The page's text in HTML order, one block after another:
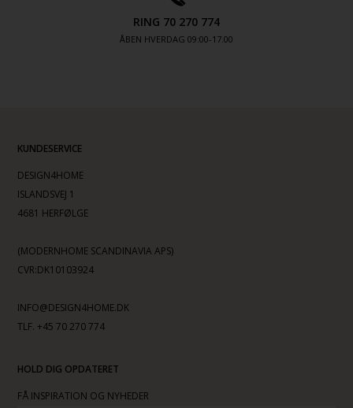
RING 70 270 774
ÅBEN HVERDAG 09:00-17.00
KUNDESERVICE
DESIGN4HOME
ISLANDSVEJ 1
4681 HERFØLGE
(MODERNHOME SCANDINAVIA APS)
CVR:DK10103924
INFO@DESIGN4HOME.DK
TLF. +45 70 270 774
HOLD DIG OPDATERET
FÅ INSPIRATION OG NYHEDER